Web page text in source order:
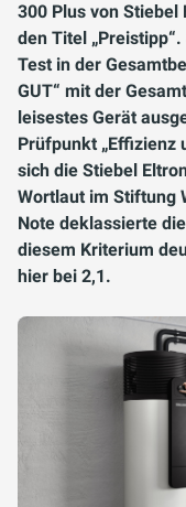
300 Plus von Stiebel
den Titel
Test in der
GUT“ mit der
leisestes Gerät
Prüfpunkt „Effizienz
sich die Stiebel
Wortlaut im Stiftung
Note deklassierte
diesem Kriterium
hier bei 2,1.